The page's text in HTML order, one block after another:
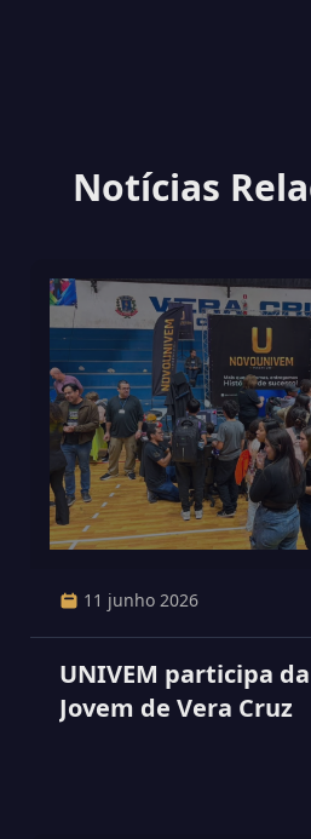
Notícias
11 junho 2026
UNIVEM participa da
Jovem de Vera Cruz